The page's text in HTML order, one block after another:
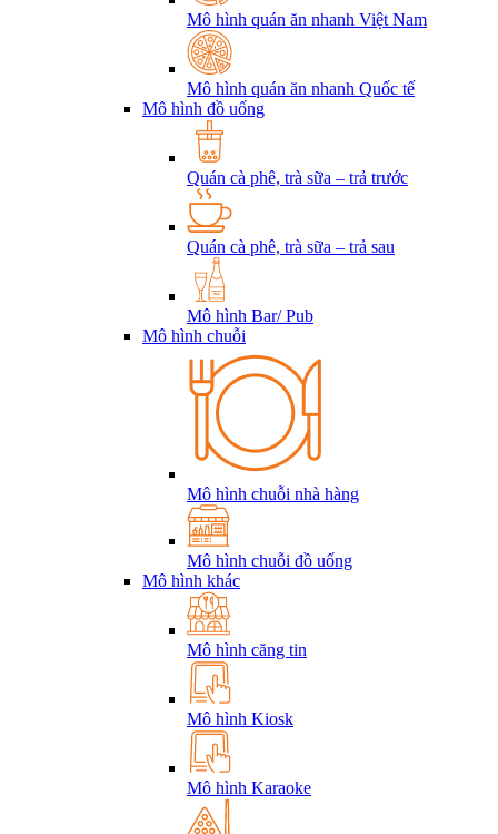
Mô hình quán ăn nhanh Việt Nam
Mô hình quán ăn nhanh Quốc tế
Mô hình đồ uống
Quán cà phê, trà sữa – trả trước
Quán cà phê, trà sữa – trả sau
Mô hình Bar/ Pub
Mô hình chuỗi
Mô hình chuỗi nhà hàng
Mô hình chuỗi đồ uống
Mô hình khác
Mô hình căng tin
Mô hình Kiosk
Mô hình Karaoke